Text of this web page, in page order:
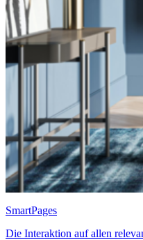
SmartPages
Die Interaktion auf allen